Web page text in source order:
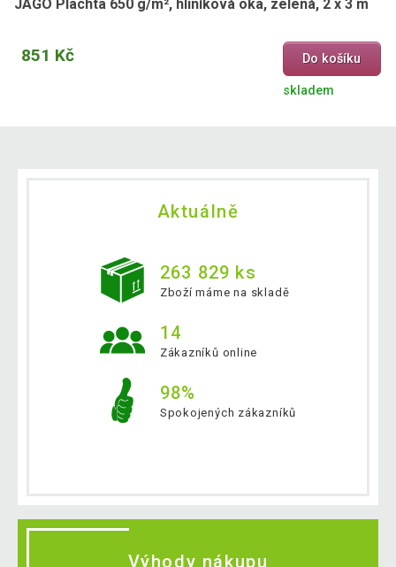
JAGO Plachta 650 g/m², hliníková oka, zelená, 2 x 3 m
851 Kč Do košíku
skladem
Aktuálně
263 829 ks
Zboží máme na skladě
14
Zákazníků online
98%
Spokojených zákazníků
Výhody nákupu